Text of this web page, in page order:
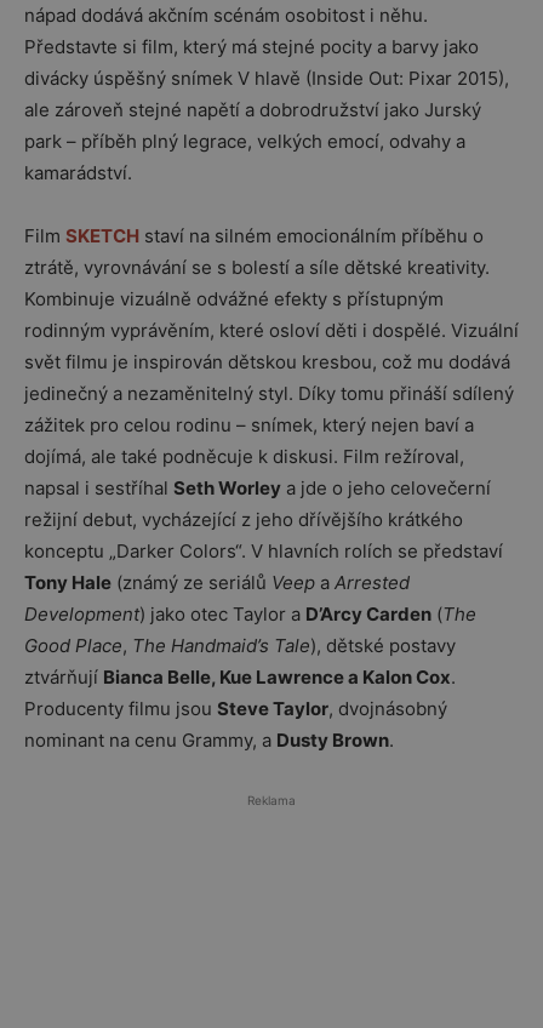
nápad dodává akčním scénám osobitost i něhu.
Představte si film, který má stejné pocity a barvy jako
divácky úspěšný snímek V hlavě (Inside Out: Pixar 2015),
ale zároveň stejné napětí a dobrodružství jako Jurský
park – příběh plný legrace, velkých emocí, odvahy a
kamarádství.
Film SKETCH staví na silném emocionálním příběhu o
ztrátě, vyrovnávání se s bolestí a síle dětské kreativity.
Kombinuje vizuálně odvážné efekty s přístupným
rodinným vyprávěním, které osloví děti i dospělé. Vizuální
svět filmu je inspirován dětskou kresbou, což mu dodává
jedinečný a nezaměnitelný styl. Díky tomu přináší sdílený
zážitek pro celou rodinu – snímek, který nejen baví a
dojímá, ale také podněcuje k diskusi. Film režíroval,
napsal i sestříhal Seth Worley a jde o jeho celovečerní
režijní debut, vycházející z jeho dřívějšího krátkého
konceptu „Darker Colors“. V hlavních rolích se představí
Tony Hale (známý ze seriálů Veep a Arrested
Development) jako otec Taylor a D’Arcy Carden (The
Good Place, The Handmaid’s Tale), dětské postavy
ztvárňují Bianca Belle, Kue Lawrence a Kalon Cox.
Producenty filmu jsou Steve Taylor, dvojnásobný
nominant na cenu Grammy, a Dusty Brown.
Reklama